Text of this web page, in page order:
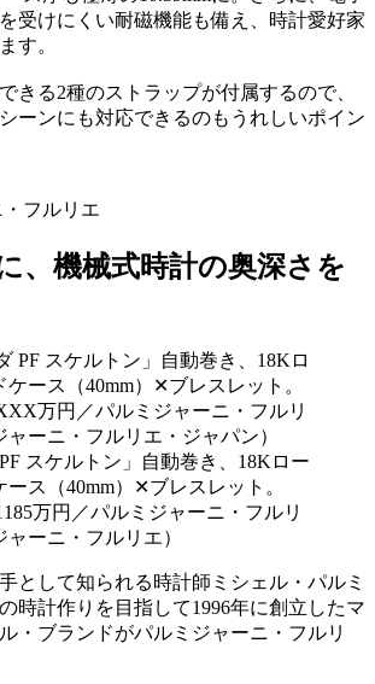
受けにくい耐磁機能も備え、時計愛好家
す。
きる2種のストラップが付属するので、
ーンにも対応できるのもうれしいポイン
・フルリエ
、機械式時計の奥深さを
スケルトン」自動巻き、18Kロー
ース（40mm）✕ブレスレット。
万円／パルミジャーニ・フルリ
ーニ・フルリエ）
として知られる時計師ミシェル・パルミ
時計作りを目指して1996年に創立したマ
・ブランドがパルミジャーニ・フルリ